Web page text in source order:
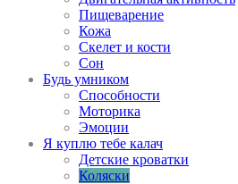
Пищеварение
Кожа
Скелет и кости
Сон
Будь умником
Способности
Моторика
Эмоции
Я куплю тебе калач
Детские кроватки
Коляски